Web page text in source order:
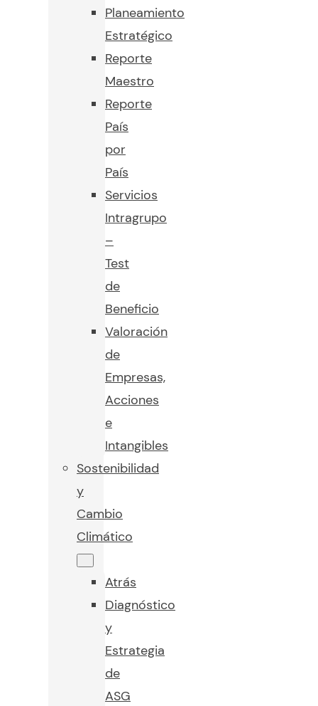
Planeamiento
Estratégico
Reporte
Maestro
Reporte
País
por
País
Servicios
Intragrupo
–
Test
de
Beneficio
Valoración
de
Empresas,
Acciones
e
Intangibles
Sostenibilidad
y
Cambio
Climático
Atrás
Diagnóstico
y
Estrategia
de
ASG